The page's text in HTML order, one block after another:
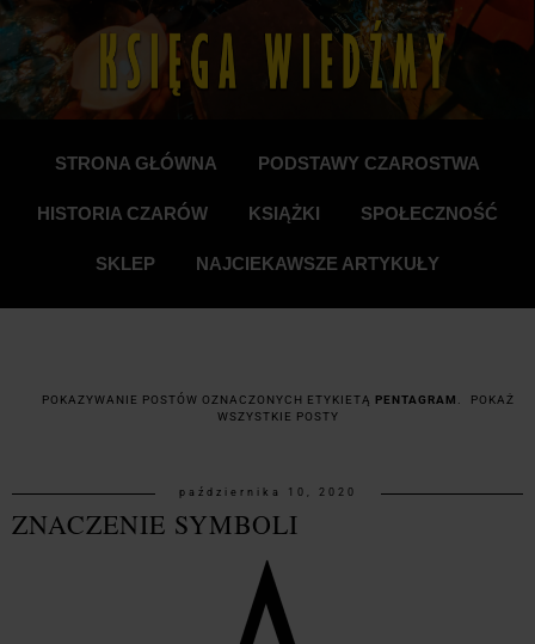
STRONA GŁÓWNA PODSTAWY CZAROSTWA
HISTORIA CZARÓW KSIĄŻKI SPOŁECZNOŚĆ
SKLEP NAJCIEKAWSZE ARTYKUŁY
POKAZYWANIE POSTÓW OZNACZONYCH ETYKIETĄ PENTAGRAM
POKAŻ
WSZYSTKIE POSTY
października 10, 2020
ZNACZENIE SYMBOLI